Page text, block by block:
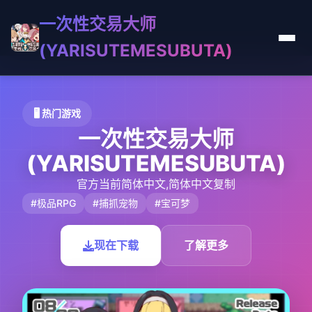
一次性交易大师
(YARISUTEMESUBUTA)
🖥️ 热门游戏
一次性交易大师
(YARISUTEMESUBUTA)
官方当前简体中文,简体中文复制
#极品RPG #捕抓宠物 #宝可梦
现在下载 了解更多